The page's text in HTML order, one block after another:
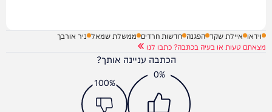
וידאו איילת שקד הפגנה חדשות חרדים ממשלת שמאל ניר אורבך
מצאתם טעות או בעיה בכתבה? כתבו לנו
הכתבה עניינה אותך?
0%
100%